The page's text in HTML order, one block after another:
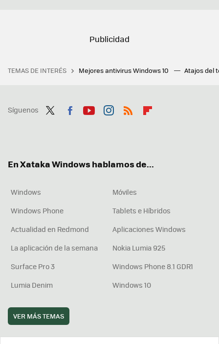
TEMAS DE INTERÉS Mejores antivirus Windows 10 Atajos del
Síguenos
En Xataka Windows hablamos de...
Windows
Móviles
Windows Phone
Tablets e Híbridos
Actualidad en Redmond
Aplicaciones Windows
La aplicación de la semana
Nokia Lumia 925
Surface Pro 3
Windows Phone 8.1 GDR1
Lumia Denim
Windows 10
VER MÁS TEMAS